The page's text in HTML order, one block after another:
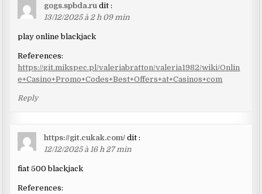
gogs.spbda.ru dit :
13/12/2025 à 2 h 09 min
play online blackjack
References:
https://git.mikspec.pl/valeriabratton/valeria1982/wiki/Onlin
e+Casino+Promo+Codes+Best+Offers+at+Casinos+com
Reply
https://git.cukak.com/ dit :
12/12/2025 à 16 h 27 min
fiat 500 blackjack
References: